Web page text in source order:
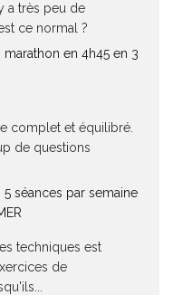
a très peu de
ce normal ?
en 4h45 en 3
complet et équilibré.
de questions
séances par semaine
techniques est
de